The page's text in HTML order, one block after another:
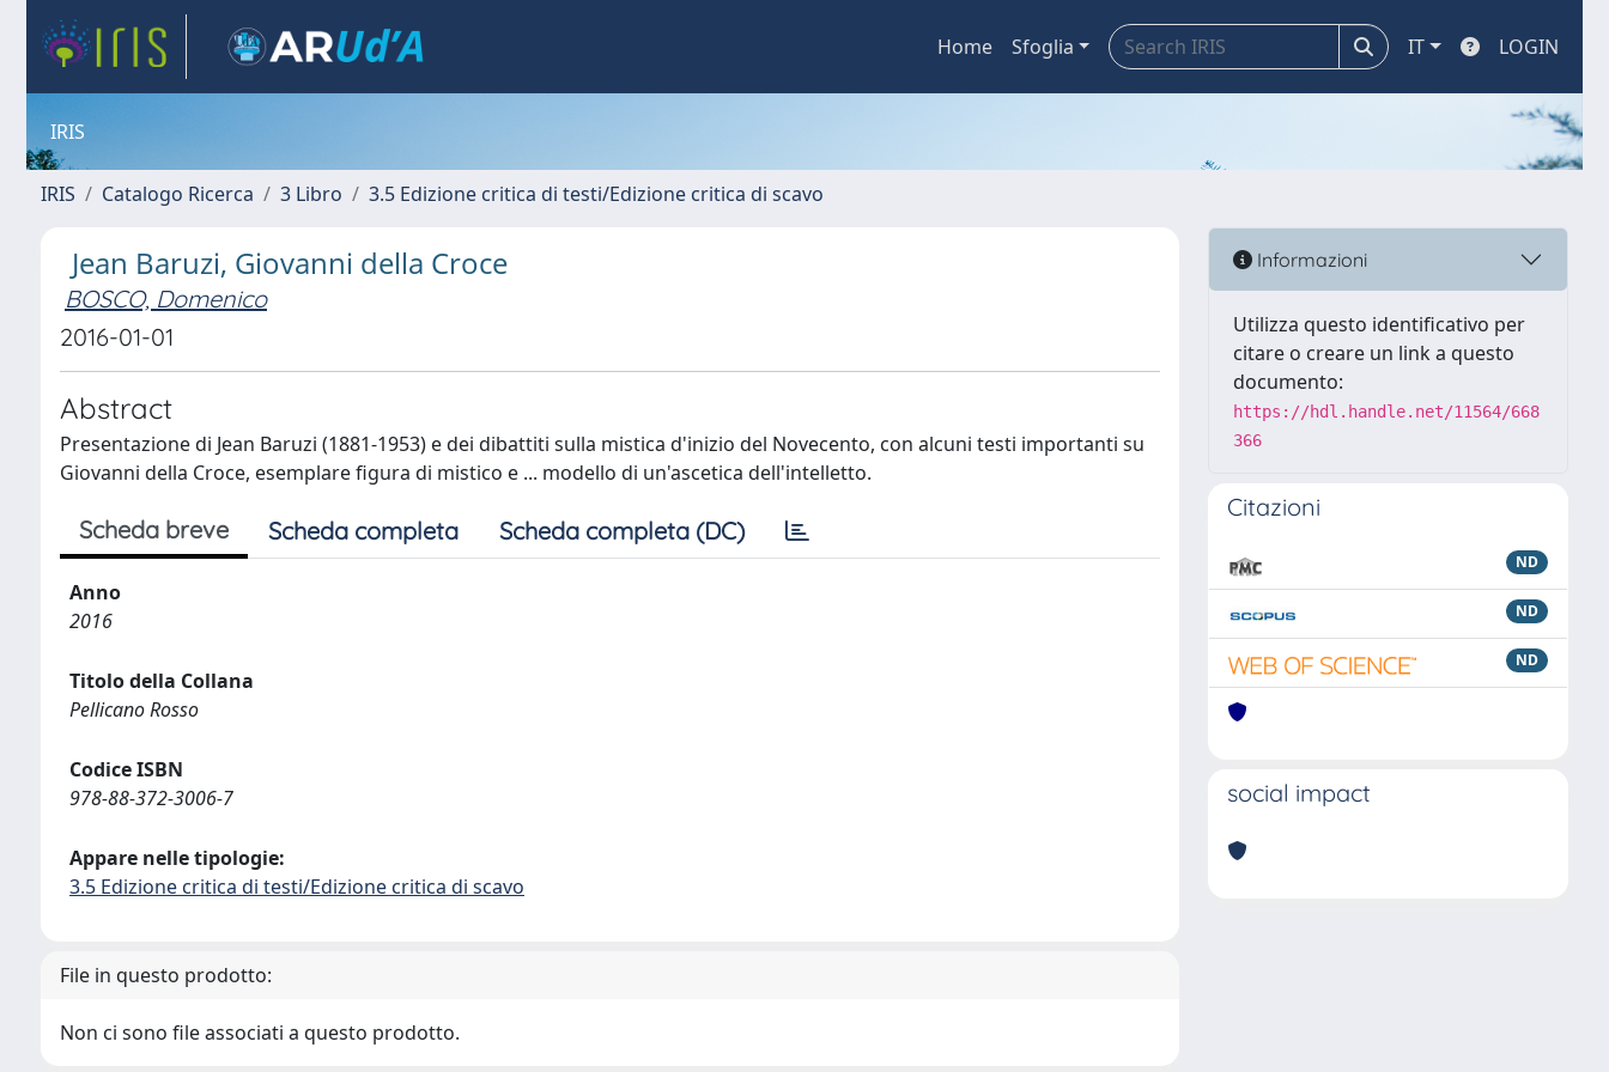
Home Sfoglia IT LOGIN
IRIS
IRIS Catalogo Ricerca 3 Libro 3.5 Edizione critica di testi/Edizione critica di scavo
Jean Baruzi, Giovanni della Croce
BOSCO, Domenico
2016-01-01
Abstract
Presentazione di Jean Baruzi (1881-1953) e dei dibattiti sulla mistica d'inizio del Novecento, con alcuni testi importanti su
Giovanni della Croce, esemplare figura di mistico e ... modello di un'ascetica dell'intelletto.
Scheda breve Scheda completa Scheda completa (DC)
Anno
2016
Titolo della Collana
Pellicano Rosso
Codice ISBN
978-88-372-3006-7
Appare nelle tipologie:
3.5 Edizione critica di testi/Edizione critica di scavo
File in questo prodotto:
Non ci sono file associati a questo prodotto.
Informazioni
Utilizza questo identificativo per
citare o creare un link a questo
documento:
https://hdl.handle.net/11564/668
366
Citazioni
ND
ND
ND
social impact